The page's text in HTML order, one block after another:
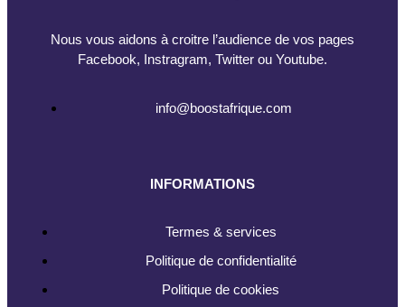
Nous vous aidons à croitre l’audience de vos pages
Facebook, Instragram, Twitter ou Youtube.
info@boostafrique.com
INFORMATIONS
Termes & services
Politique de confidentialité
Politique de cookies